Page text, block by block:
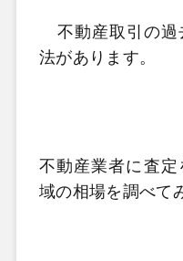
不動産取引の過
法があります。
不動産業者に査
域の相場を調べて